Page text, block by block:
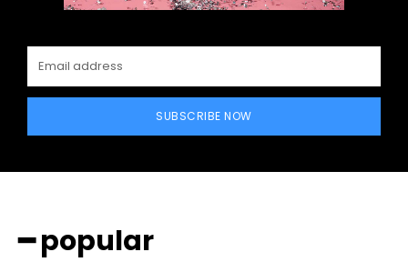
SUBSCRIBE NOW
━ popular